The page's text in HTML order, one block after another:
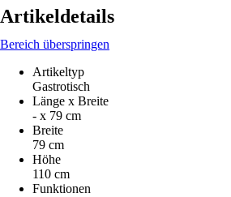
Artikeldetails
Bereich überspringen
Artikeltyp
Gastrotisch
Länge x Breite
- x 79 cm
Breite
79 cm
Höhe
110 cm
Funktionen